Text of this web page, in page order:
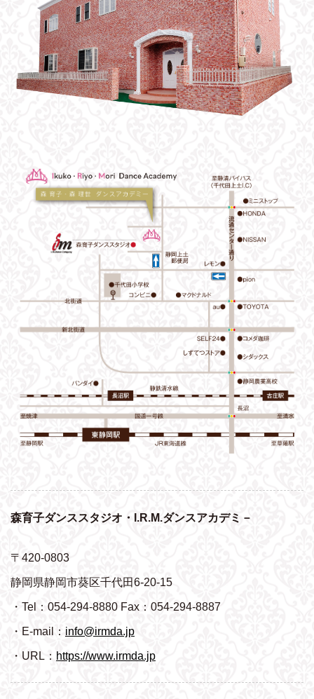
森育子ダンススタジオ・I.R.M.ダンスアカデミ－
〒420-0803
静岡県静岡市葵区千代田6-20-15
・Tel：054-294-8880 Fax：054-294-8887
・E-mail： info@irmda.jp
・URL： https://www.irmda.jp